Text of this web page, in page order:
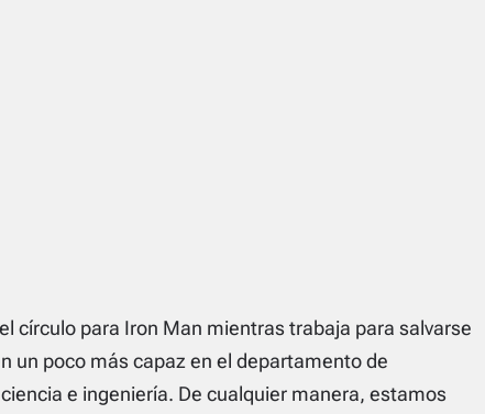
círculo para Iron Man mientras trabaja para salvarse
un poco más capaz en el departamento de
e ingeniería. De cualquier manera, estamos